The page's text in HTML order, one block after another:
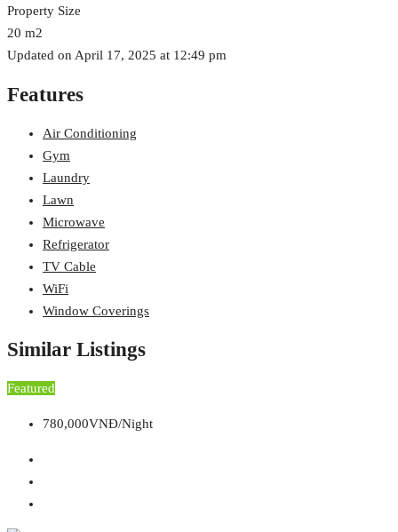
Property Size
20 m2
Updated on April 17, 2025 at 12:49 pm
Features
Air Conditioning
Gym
Laundry
Lawn
Microwave
Refrigerator
TV Cable
WiFi
Window Coverings
Similar Listings
Featured
780,000VNĐ/Night